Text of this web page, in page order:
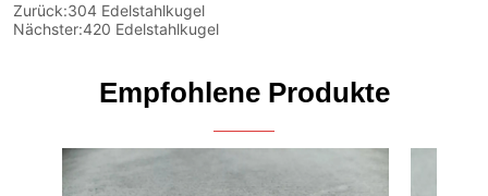
Zurück:304 Edelstahlkugel
Nächster:420 Edelstahlkugel
Empfohlene Produkte